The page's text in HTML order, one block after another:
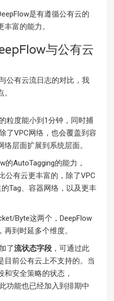
是有遵循公有云的
富的能力。
与公有云
公有云流日志的对比，我
粒度能小到1分钟，同时捕
了VPC网络，也会覆盖到容
层面扩展到系统层面。
的AutoTagging的能力，
公有云更丰富的，除了VPC
Tag、容器网络，以及更丰
Byte这两个，DeepFlow
到时延多个维度。
了流状态字段 ，可通过此
目前公有云上不支持的。当
安全策略的状态，
功能也已经加入到排期中